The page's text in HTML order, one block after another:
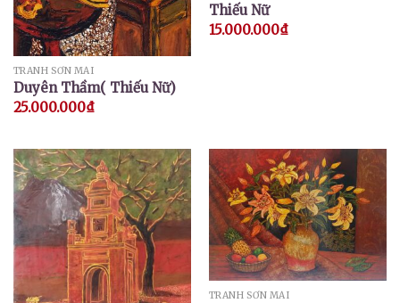
TRANH SƠN MÀI
Duyên Thầm( Thiếu Nữ)
25.000.000₫
Thiếu Nữ
15.000.000₫
TRANH SƠN MÀI